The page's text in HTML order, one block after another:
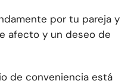
por tu pareja y
afecto y un deseo de
de conveniencia está